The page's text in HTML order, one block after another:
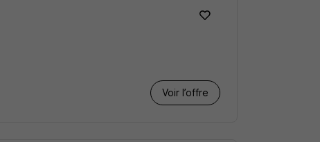
Voir l’offre